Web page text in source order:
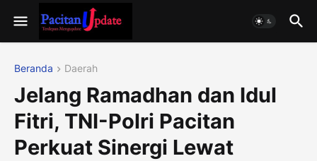
Beranda Daerah
Jelang Ramadhan dan Idul
Fitri, TNI-Polri Pacitan
Perkuat Sinergi Lewat